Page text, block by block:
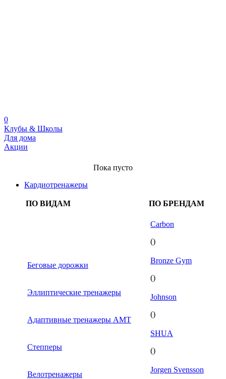
0
Клубы & Школы
Для дома
Акции
Пока пусто
Кардиотренажеры
ПО ВИДАМ ПО БРЕНДАМ
Беговые дорожки
Эллиптические тренажеры
Адаптивные тренажеры AMT
Степперы
Велотренажеры
Carbon
()
Bronze Gym
()
Johnson
()
SHUA
()
Jorgen Svensson